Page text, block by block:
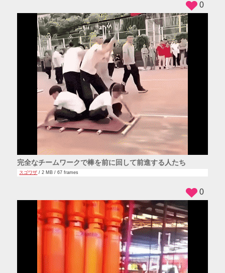
完全なチームワークで棒を前に回して前進する人たち
スゴワザ / 2 MB / 67 frames
0
0